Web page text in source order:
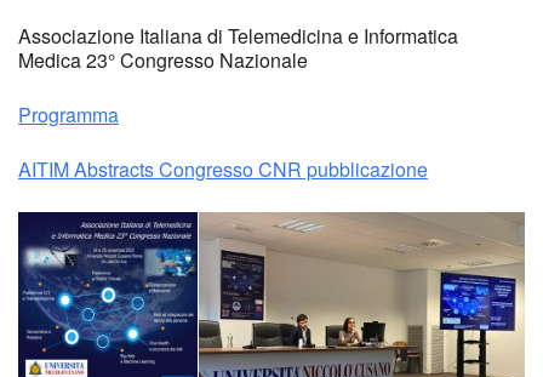
Associazione Italiana di Telemedicina e Informatica
Medica 23° Congresso Nazionale
Programma
AITIM Abstracts Congresso CNR pubblicazione